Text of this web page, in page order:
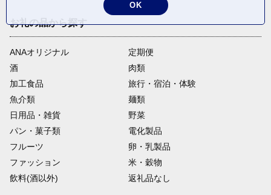
お礼の品から探す
ANAオリジナル
定期便
酒
肉類
加工食品
旅行・宿泊・体験
魚介類
麺類
日用品・雑貨
野菜
パン・菓子類
電化製品
フルーツ
卵・乳製品
ファッション
米・穀物
飲料(酒以外)
返礼品なし
OK